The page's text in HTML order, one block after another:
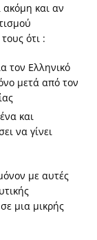
ακόμη και αν
ότι :
τον Ελληνικό
μετά από τον
και
να γίνει
με αυτές
μια μικρής